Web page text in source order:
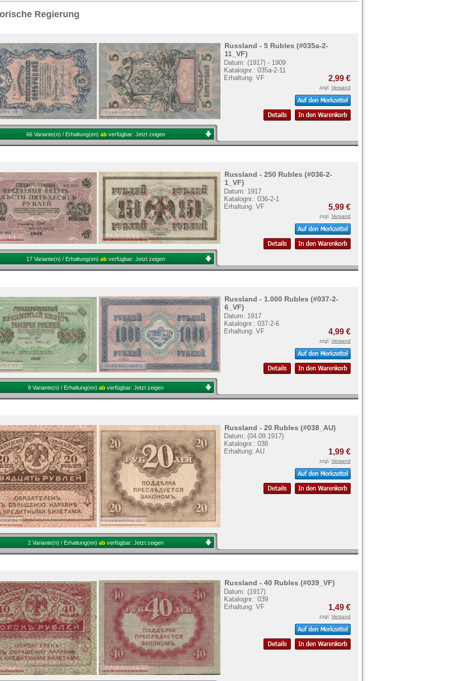
Siehier.
Regierung
Russland - 5 Rubles (#035a-2-
11_VF)
Datum: (1917) - 1909
Katalognr.: 035a-2-11
Erhaltung: VF
2,99 €
zzgl. Versand
66 Variante(n) / Erhaltung(en) ab verfügbar: Jetzt zeigen
Russland - 250 Rubles (#036-2-
1_VF)
Datum: 1917
Katalognr.: 036-2-1
Erhaltung: VF
5,99 €
zzgl. Versand
17 Variante(n) / Erhaltung(en) ab verfügbar: Jetzt zeigen
Russland - 1.000 Rubles (#037-2-
6_VF)
Datum: 1917
Katalognr.: 037-2-6
Erhaltung: VF
4,99 €
zzgl. Versand
9 Variante(n) / Erhaltung(en) ab verfügbar: Jetzt zeigen
Russland - 20 Rubles (#038_AU)
Datum: (04.09.1917)
Katalognr.: 038
Erhaltung: AU
1,99 €
zzgl. Versand
2 Variante(n) / Erhaltung(en) ab verfügbar: Jetzt zeigen
Russland - 40 Rubles (#039_VF)
Datum: (1917)
Katalognr.: 039
Erhaltung: VF
1,49 €
zzgl. Versand